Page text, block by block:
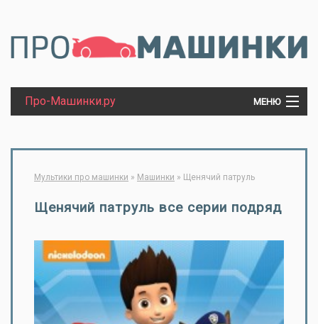
Про-Машинки.ру МЕНЮ
ТРАКТОРЫ
ТАНКИ
Мультики про машинки » Машинки » Щенячий патруль
Щенячий патруль все серии подряд